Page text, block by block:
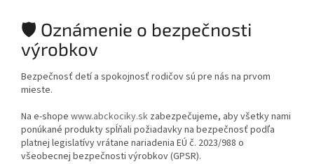
🛡️ Oznámenie o bezpečnosti
výrobkov
Bezpečnosť detí a spokojnosť rodičov sú pre nás na prvom
mieste.
Na e-shope www.abckociky.sk zabezpečujeme, aby všetky nami
ponúkané produkty spĺňali požiadavky na bezpečnosť podľa
platnej legislatívy vrátane nariadenia EÚ č. 2023/988 o
všeobecnej bezpečnosti výrobkov (GPSR).